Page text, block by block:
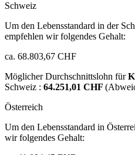
Schweiz
Um den Lebensstandard in der
empfehlen wir folgendes Gehalt:
ca. 68.803,67 CHF
Möglicher Durchschnittslohn für
Schweiz : 64.251,01 CHF
Österreich
Um den Lebensstandard in
wir folgendes Gehalt: